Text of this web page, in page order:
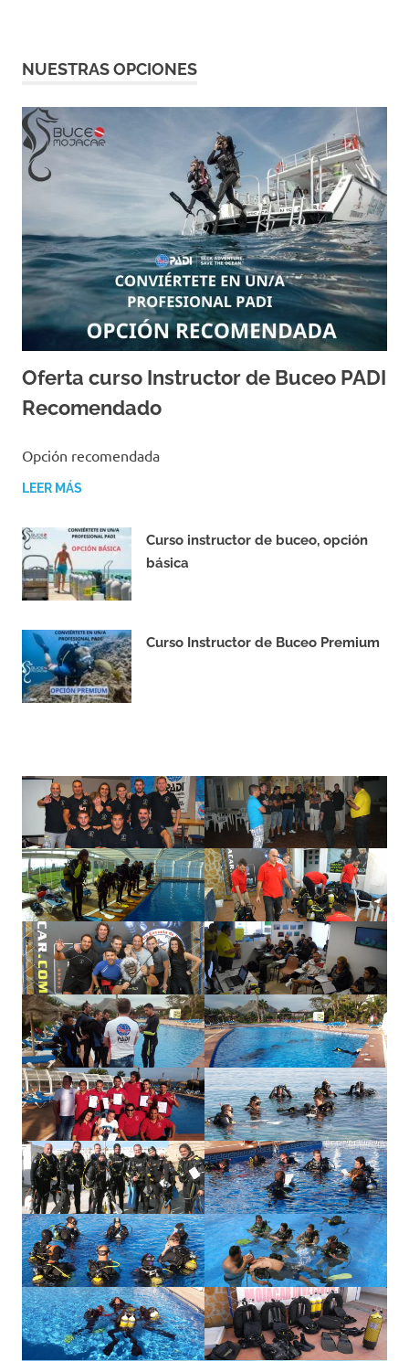
NUESTRAS OPCIONES
Oferta curso Instructor de Buceo PADI
Recomendado
Opción recomendada
LEER MÁS
Curso instructor de buceo, opción
básica
Curso Instructor de Buceo Premium